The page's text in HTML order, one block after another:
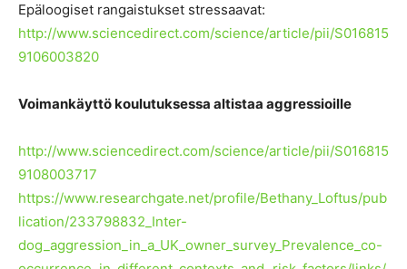
Epäloogiset rangaistukset stressaavat:
http://www.sciencedirect.com/science/article/pii/S016815
9106003820
Voimankäyttö koulutuksessa altistaa aggressioille
http://www.sciencedirect.com/science/article/pii/S016815
9108003717
https://www.researchgate.net/profile/Bethany_Loftus/pub
lication/233798832_Inter-
dog_aggression_in_a_UK_owner_survey_Prevalence_co-